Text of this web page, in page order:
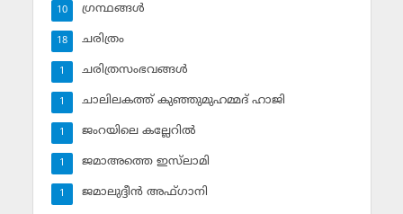
ഗ്രന്ഥങ്ങള്‍
10
ചരിത്രം
18
ചരിത്രസംഭവങ്ങള്‍
1
ചാലിലകത്ത് കുഞ്ഞുമുഹമ്മദ് ഹാജി
1
ജംറയിലെ കല്ലേറില്‍
1
ജമാഅത്തെ ഇസ്‌ലാമി
1
ജമാലുദ്ദീന്‍ അഫ്ഗാനി
1